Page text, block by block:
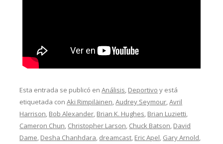
Esta entrada se publicó enAnálisis, Deportivo y está
etiquetada conAki Rimpiläinen,Audrey Seymour,Avril
Harrison, Bob Alexander, Brian K. Hughes, Brian Luzietti,
Cameron Chun, Christopher Larson, Chuck Batson, David
Dame, Desha Chanhdara, dreamcast, Eric Apel, Gary Arnold,